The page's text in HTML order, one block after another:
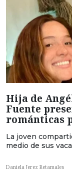
Hija de
Fuente
románticas
La joven
medio de sus
Daniela Jerez Retamales